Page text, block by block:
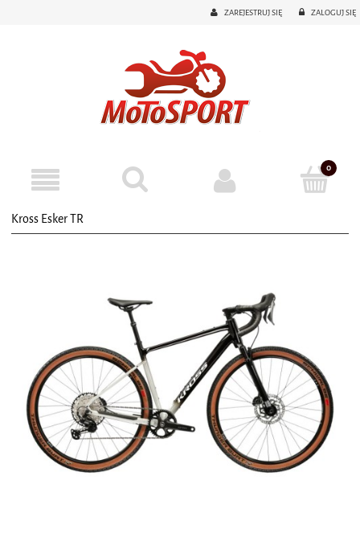
ZAREJESTRUJ SIĘ ZALOGUJ SIĘ
Kross Esker TR